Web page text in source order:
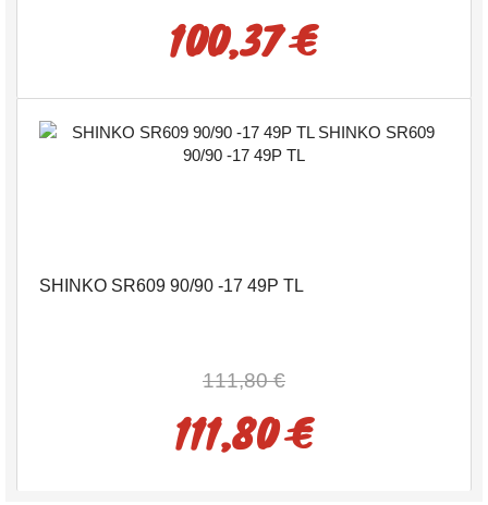
100,37 €
SHINKO SR609 90/90 -17 49P TL
111,80 €
111,80 €